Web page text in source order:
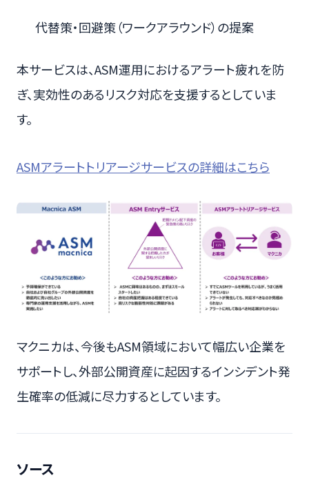
代替策・回避策（ワークアラウンド）の提案
本サービスは、ASM運用におけるアラート疲れを防
ぎ、実効性のあるリスク対応を支援するとしていま
す。
ASMアラートトリアージサービスの詳細はこちら
マクニカは、今後もASM領域において幅広い企業を
サポートし、外部公開資産に起因するインシデント発
生確率の低減に尽力するとしています。
ソース